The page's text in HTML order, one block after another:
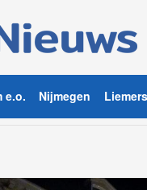
e.o. Nijmegen Liemers